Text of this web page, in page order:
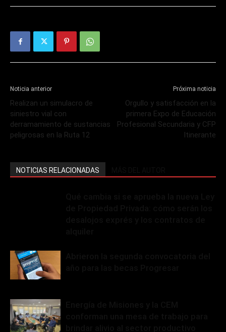
Noticia anterior
Realizan un simulacro de
siniestro vial con
derramamiento de sustancias
peligrosas en la Ruta 12
Próxima noticia
Orgullo y satisfacción en la
primera Expo de Educación
Profesional Secundaria y CFP
Itinerante
NOTICIAS RELACIONADAS